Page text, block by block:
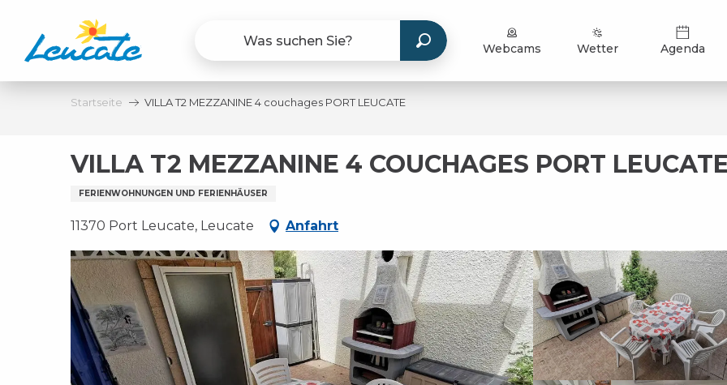
contenu
principal
Webcams Wetter Agenda
Startseite VILLA T2 MEZZANINE 4 couchages PORT LEUCATE
VILLA T2 MEZZANINE 4 COUCHAGES PORT
FERIENWOHNUNGEN UND FERIENHÄUSER
11370 Port Leucate, Leucate Anfahrt